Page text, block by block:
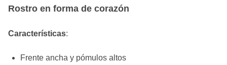
Rostro en forma de corazón
Características:
Frente ancha y pómulos altos